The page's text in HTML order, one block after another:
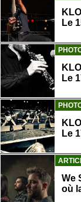
Le
Le
Le
We
où